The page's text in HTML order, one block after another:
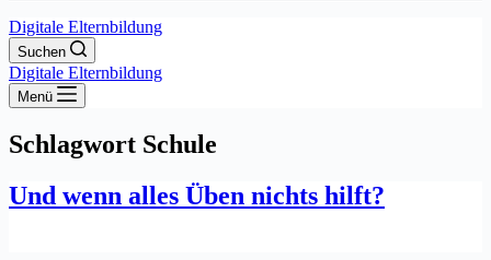
Digitale Elternbildung
Suchen
Digitale Elternbildung
Menü
Schlagwort Schule
Und wenn alles Üben nichts hilft?